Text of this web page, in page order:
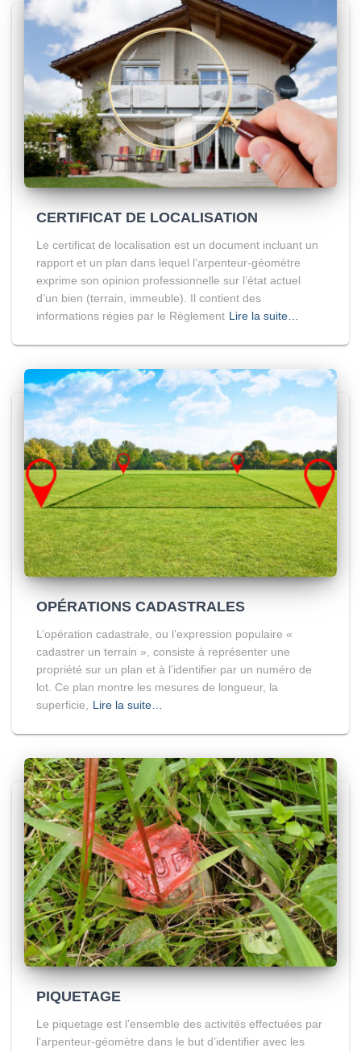
CERTIFICAT DE LOCALISATION
Le certificat de localisation est un document incluant un
rapport et un plan dans lequel l’arpenteur-géomètre
exprime son opinion professionnelle sur l’état actuel
d’un bien (terrain, immeuble). Il contient des
informations régies par le Règlement Lire la suite…
OPÉRATIONS CADASTRALES
L’opération cadastrale, ou l’expression populaire «
cadastrer un terrain », consiste à représenter une
propriété sur un plan et à l’identifier par un numéro de
lot. Ce plan montre les mesures de longueur, la
superficie, Lire la suite…
PIQUETAGE
Le piquetage est l’ensemble des activités effectuées par
l’arpenteur-géomètre dans le but d’identifier avec les